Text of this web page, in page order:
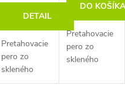
DETAIL
Pretahovacie
pero zo
skleného
vlákna s
DO
Pretahovacie
pero zo
skleného
priemerom